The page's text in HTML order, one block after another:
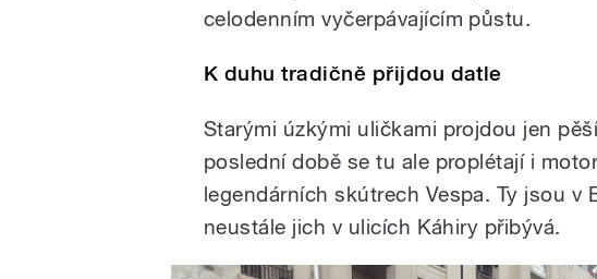
celodenním vyčerpávajícím půstu.
K duhu tradičně přijdou datle
Starými úzkými uličkami projdou jen
poslední době se tu ale proplétají i
legendárních skútrech Vespa. Ty jsou v
neustále jich v ulicích Káhiry přibývá.